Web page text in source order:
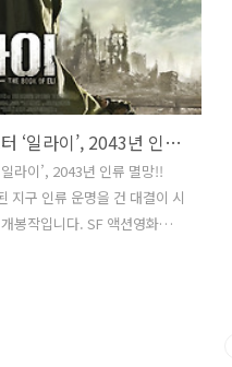
액션 블록버스터 ‘일라이’, 2043년 인류 멸망!!
라이’, 2043년 인류 멸망!!
지구 인류 운명을 건 대결이 시
봉작입니다. SF 액션영화를